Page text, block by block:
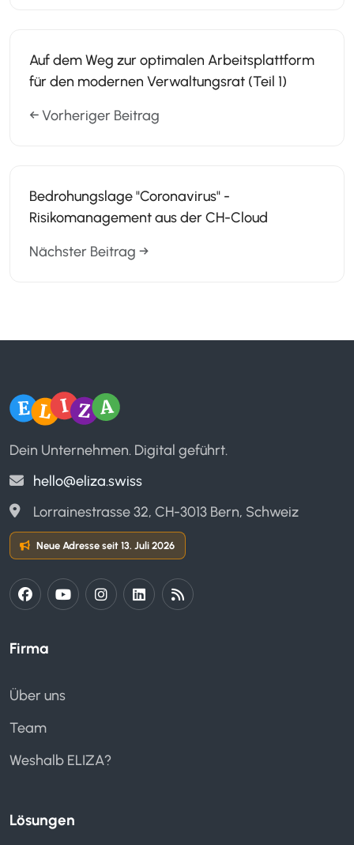
Auf dem Weg zur optimalen Arbeitsplattform
für den modernen Verwaltungsrat (Teil 1)
← Vorheriger Beitrag
Bedrohungslage "Coronavirus" -
Risikomanagement aus der CH-Cloud
Nächster Beitrag →
Firma
Über uns
Team
Weshalb ELIZA?
Lösungen
Dein Unternehmen. Digital geführt.
hello@eliza.swiss
Lorrainestrasse 32, CH-3013 Bern, Schweiz
Neue Adresse seit 13. Juli 2026